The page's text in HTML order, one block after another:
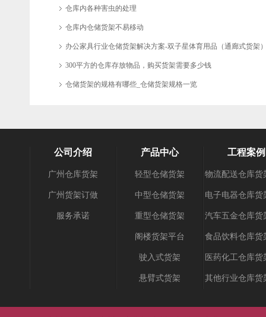
仓库内各种害虫的处理
仓库内仓储货架不易移动
办公家具行业仓储货架解决方案-双子星体育用品（通廊式货架
300平方的仓库存放物品，购买货架需要多少钱
仓储货架的规格有哪些_仓储货架规格一览
公司介绍
广州仓库货架
广州货架订做
服务承诺
产品中心
轻型仓储货架
中型仓储货架
重型仓储货架
阁楼货架平台
驶入式货架
悬臂式货架
工程案例
物流配送仓库货
电子电器仓库货
汽车五金仓库货
食品饮料仓库货
医药化工仓库货
其他行业仓库货